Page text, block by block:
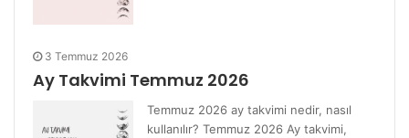
3 Temmuz 2026
Ay Takvimi Temmuz 2026
Temmuz 2026 ay takvimi nedir, nasıl
kullanılır? Temmuz 2026 Ay takvimi,